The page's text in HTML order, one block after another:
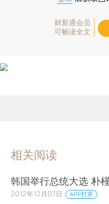
财新通会员
可畅读全文
相关阅读
韩国举行总统大选 朴
2012年12月07日 APP打开